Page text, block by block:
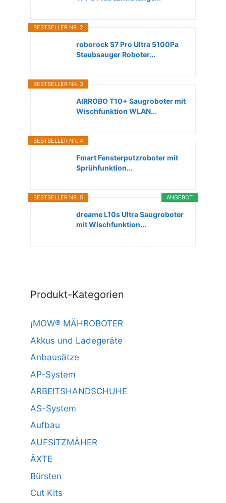
BESTSELLER NR. 2
roborock S7 Pro Ultra 5100Pa
Staubsauger Roboter...
BESTSELLER NR. 3
AIRROBO T10+ Saugroboter mit
Wischfunktion WLAN...
BESTSELLER NR. 4
Fmart Fensterputzroboter mit
Sprühfunktion...
ANGEBOT
BESTSELLER NR. 5
dreame L10s Ultra Saugroboter
mit Wischfunktion...
Produkt-Kategorien
¡MOW® MÄHROBOTER
Akkus und Ladegeräte
Anbausätze
AP-System
ARBEITSHANDSCHUHE
AS-System
Aufbau
AUFSITZMÄHER
ÄXTE
Bürsten
Cut Kits